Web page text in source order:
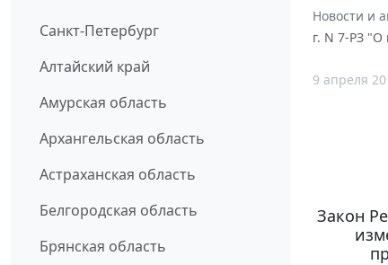
Санкт-Петербург
Алтайский край
Амурская область
Архангельская область
Астраханская область
Белгородская область
Брянская область
Новости и
г. N 7-РЗ
9 апреля
Закон